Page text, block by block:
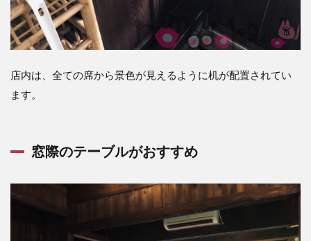
ー。
7
名護
アに
きた
家カ
フェ
膳ラ
を！
店内は、全ての席から景色が見えるように机が配置されてい
ます。
窓際のテーブルがおすすめ